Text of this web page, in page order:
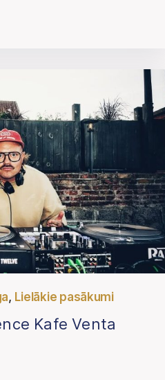
, Lielākie pasākumi
Kafe Venta